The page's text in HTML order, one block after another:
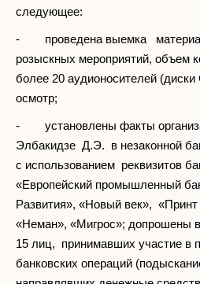
следующее:
- проведена выемка
розыскных мероприятий, объем
более 20 аудионосителей (диски
осмотр;
- установлены факты
Элбакидзе Д.Э. в незаконной
с использованием реквизитов
«Европейский промышленный
Развития», «Новый век»,
«Неман», «Мигрос»; допрошены
15 лиц, принимавших участие в
банковских операций